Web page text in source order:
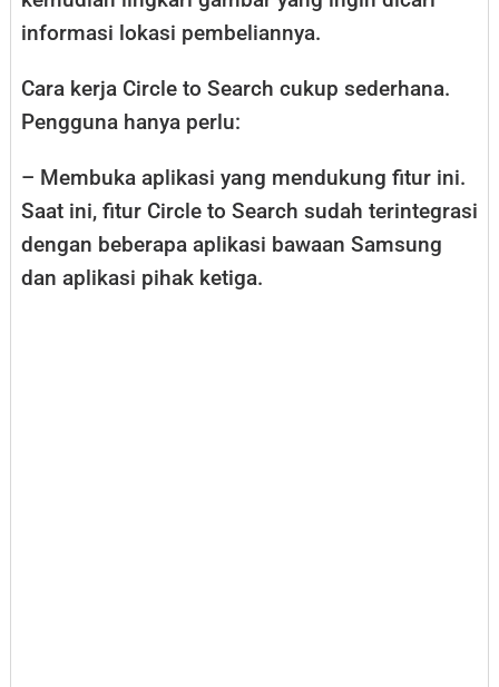
informasi lokasi pembeliannya.
Cara kerja Circle to Search cukup sederhana.
Pengguna hanya perlu:
– Membuka aplikasi yang mendukung fitur ini.
Saat ini, fitur Circle to Search sudah terintegrasi
dengan beberapa aplikasi bawaan Samsung
dan aplikasi pihak ketiga.